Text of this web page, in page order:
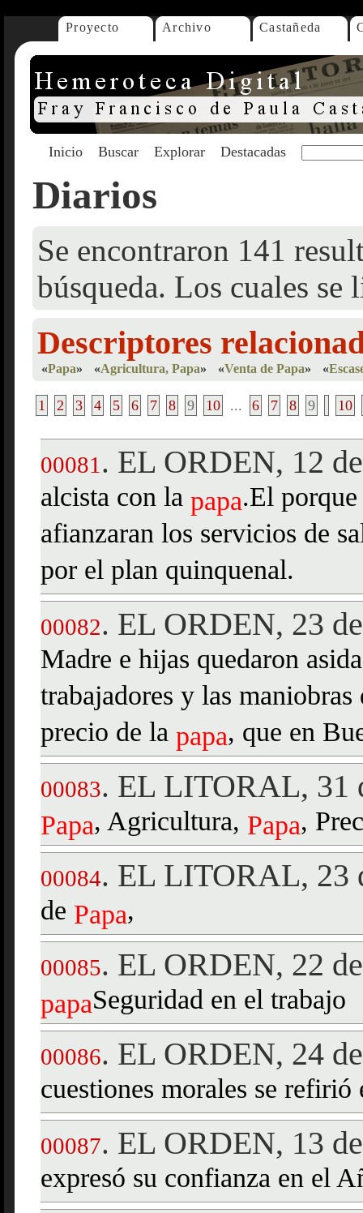
Proyecto Archivo Castañeda
Inicio Buscar Explorar Destacadas
Diarios
Se encontraron 141
búsqueda. Los cuales se
Descriptores
«Papa» «Agricultura, Papa» «Venta de Papa» «
1 2 3 4 5 6 7 8 9 10 ... 6 7 8 9 10
00081 . EL ORDEN, 12
alcista con la papa.El
afianzaran los servicios de
por el plan quinquenal.
00082. EL ORDEN, 23
Madre e hijas quedaron
trabajadores y las
precio de la papa, que en
00083. EL LITORAL, 31
Papa, Agricultura, Papa,
00084. EL LITORAL, 23
de Papa,
00085. EL ORDEN, 22
papaSeguridad en el trabajo
00086. EL ORDEN, 24
cuestiones morales se
00087. EL ORDEN, 13
expresó su confianza en el